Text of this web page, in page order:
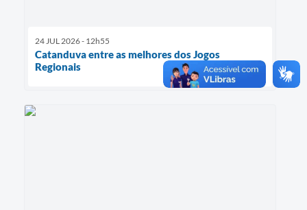
24 JUL 2026 - 12h55
Catanduva entre as melhores dos Jogos
Regionais